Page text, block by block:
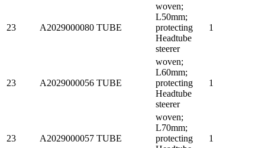
23 A2029000080 TUBE
woven;
L50mm;
protecting
Headtube
steerer
1
23 A2029000056 TUBE
woven;
L60mm;
protecting
Headtube
steerer
1
23 A2029000057 TUBE
woven;
L70mm;
protecting
1